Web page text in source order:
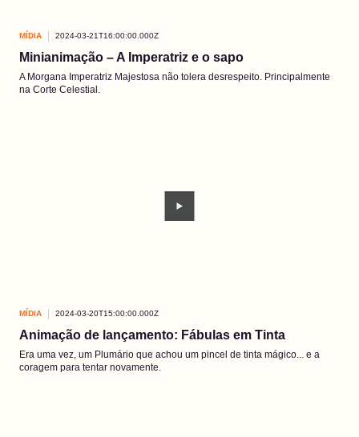
MÍDIA 2024-03-21T16:00:00.000Z
Minianimação – A Imperatriz e o sapo
A Morgana Imperatriz Majestosa não tolera desrespeito. Principalmente
na Corte Celestial.
MÍDIA 2024-03-20T15:00:00.000Z
Animação de lançamento: Fábulas em Tinta
Era uma vez, um Plumário que achou um pincel de tinta mágico... e a
coragem para tentar novamente.